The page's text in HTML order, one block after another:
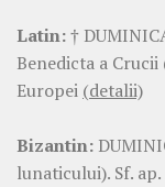
Latin:†
Benedicta a
Europei (detalii)
Bizantin:
lunaticului). Sf.